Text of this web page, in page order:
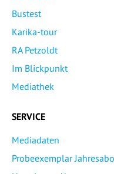
Bustest
Karika-tour
RA Petzoldt
Im Blickpunkt
Mediathek
SERVICE
Mediadaten
Probeexemplar Jahresabo